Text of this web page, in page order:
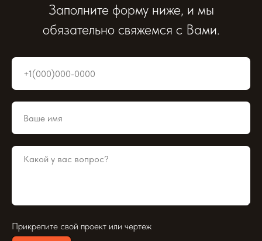
Заполните форму ниже, и мы
обязательно свяжемся с Вами.
Прикрепите свой проект или чертеж